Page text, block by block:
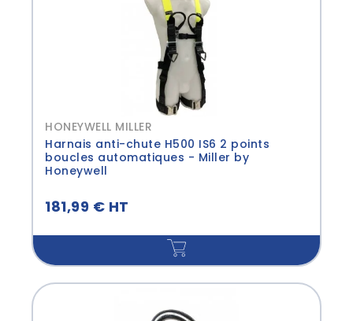
HONEYWELL MILLER
Harnais anti-chute H500 IS6 2 points
boucles automatiques - Miller by
Honeywell
181,99 € HT